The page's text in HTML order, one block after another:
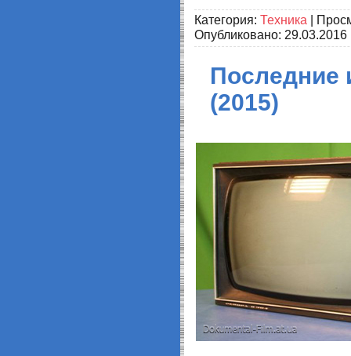
Категория: Техника |
Опубликовано: 29.03.2016
Последние
(2015)